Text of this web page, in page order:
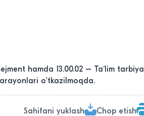
hamda 13.00.02 – Taʼlim tarbiya
o'tkazilmoqda.
Sahifani yuklash Chop etish